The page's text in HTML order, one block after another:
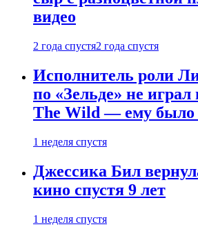
видео
2 года спустя2 года спустя
Исполнитель роли
по «Зельде» не
The Wild — ему было
1 неделя спустя
Джессика Бил
кино спустя 9 лет
1 неделя спустя